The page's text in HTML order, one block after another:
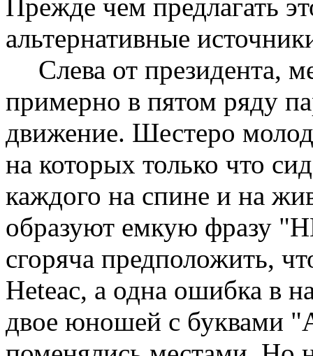
Прежде чем предлагать
альтернативные
Слева от президента,
примерно в пятом ряду
движение. Шестеро
на которых только что
каждого на спине и на
образуют емкую фразу
сгоряча предположить,
Heteac, а одна ошибка в
двое юношей с буквами